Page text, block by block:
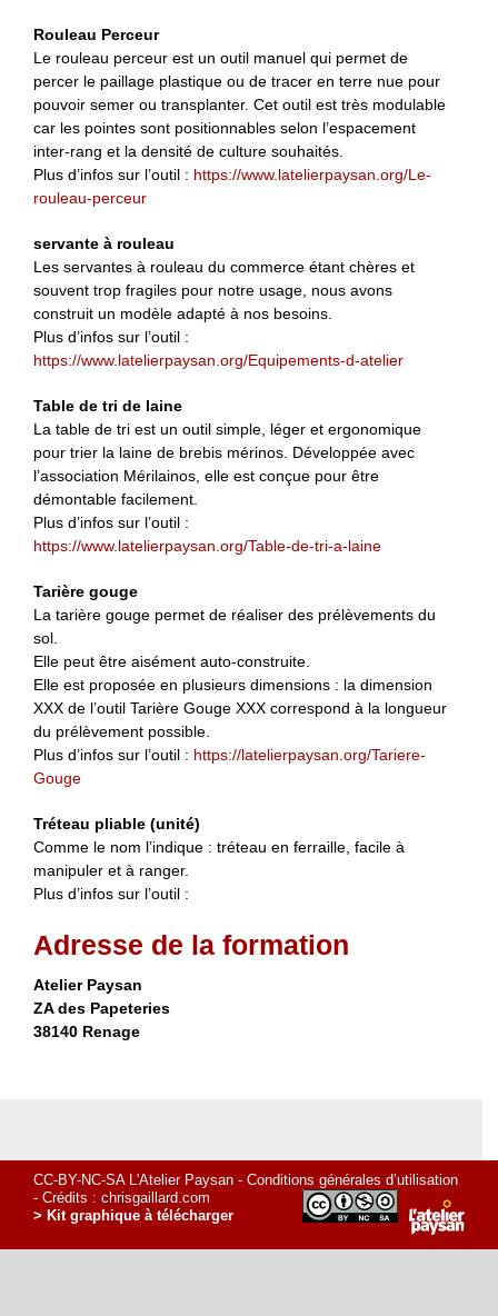
Rouleau Perceur
Le rouleau perceur est un outil manuel qui permet de
percer le paillage plastique ou de tracer en terre nue pour
pouvoir semer ou transplanter. Cet outil est très modulable
car les pointes sont positionnables selon l’espacement
inter-rang et la densité de culture souhaités.
Plus d’infos sur l’outil : https://www.latelierpaysan.org/Le-
rouleau-perceur
servante à rouleau
Les servantes à rouleau du commerce étant chères et
souvent trop fragiles pour notre usage, nous avons
construit un modèle adapté à nos besoins.
Plus d’infos sur l’outil :
https://www.latelierpaysan.org/Equipements-d-atelier
Table de tri de laine
La table de tri est un outil simple, léger et ergonomique
pour trier la laine de brebis mérinos. Développée avec
l’association Mérilainos, elle est conçue pour être
démontable facilement.
Plus d’infos sur l’outil :
https://www.latelierpaysan.org/Table-de-tri-a-laine
Tarière gouge
La tarière gouge permet de réaliser des prélèvements du
sol.
Elle peut être aisément auto-construite.
Elle est proposée en plusieurs dimensions : la dimension
XXX de l’outil Tarière Gouge XXX correspond à la longueur
du prélèvement possible.
Plus d’infos sur l’outil : https://latelierpaysan.org/Tariere-
Gouge
Tréteau pliable (unité)
Comme le nom l’indique : tréteau en ferraille, facile à
manipuler et à ranger.
Plus d’infos sur l’outil :
Adresse de la formation
Atelier Paysan
ZA des Papeteries
38140 Renage
CC-BY-NC-SA L'Atelier Paysan - Conditions générales d’utilisation
- Crédits : chrisgaillard.com
> Kit graphique à télécharger